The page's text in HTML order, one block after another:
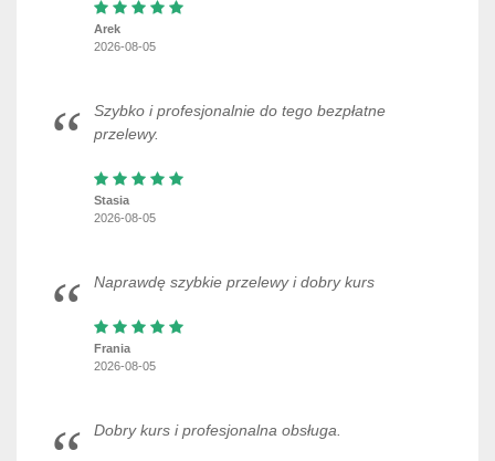
Arek
2026-08-05
Szybko i profesjonalnie do tego bezpłatne
przelewy.
Stasia
2026-08-05
Naprawdę szybkie przelewy i dobry kurs
Frania
2026-08-05
Dobry kurs i profesjonalna obsługa.